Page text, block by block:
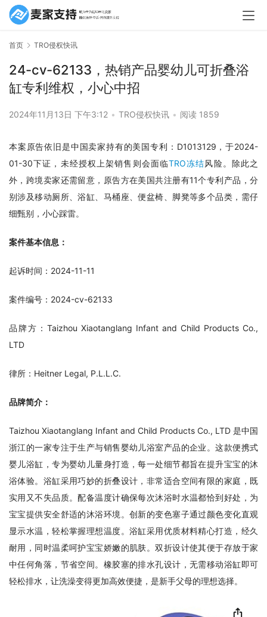
首页 TRO侵权快讯
24-cv-62133，热销产品婴幼儿可折叠浴
缸专利维权，小心中招
2024年11月13日 下午3:12 • TRO侵权快讯 • 阅读 1859
本案原告依旧是中国卖家持有的美国专利：D1013129，于2024-
01-30下证，未经授权上架销售则会面临TRO冻结风险。除此之
外，跨境卖家还需留意，原告方在美国共注册有11个专利产品，分
别涉及移动厕所、浴缸、马桶座、便盆椅、脚凳等多个品类，需仔
细甄别，小心踩雷。
案件基本信息：
起诉时间：2024-11-11
案件编号：2024-cv-62133
品牌方：Taizhou Xiaotanglang Infant and Child Products Co.,
LTD
律所：Heitner Legal, P.L.L.C.
品牌简介：
Taizhou Xiaotanglang Infant and Child Products Co., LTD 是中国
浙江的一家专注于生产与销售婴幼儿浴室产品的企业。这款便携式
婴儿浴缸，专为婴幼儿量身打造，每一处细节都旨在提升宝宝的沐
浴体验。浴缸采用巧妙的折叠设计，非常适合空间有限的家庭，既
实用又不失品质。配备温度计确保每次沐浴时水温都恰到好处，为
宝宝提供安全舒适的沐浴环境。创新的变色塞子通过颜色变化直观
显示水温，轻松掌握理想温度。浴缸采用优质材料精心打造，经久
耐用，同时温柔呵护宝宝娇嫩的肌肤。双折设计使其便于存放于家
中任何角落，节省空间。橡胶塞的排水孔设计，无需移动浴缸即可
轻松排水，让洗澡变得更加高效便捷，是新手父母的理想选择。